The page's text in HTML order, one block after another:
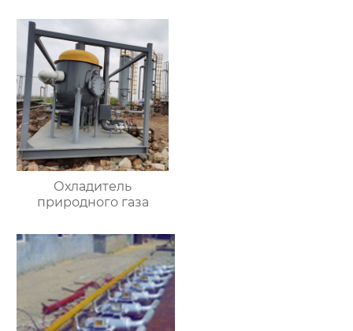
Охладитель
природного газа